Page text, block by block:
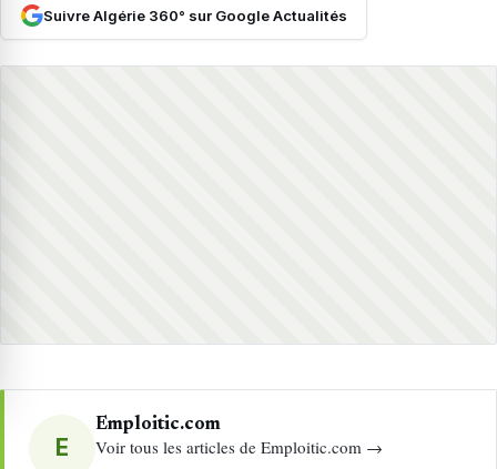
Suivre Algérie 360° sur Google Actualités
E
Emploitic.com
Voir tous les articles de Emploitic.com →